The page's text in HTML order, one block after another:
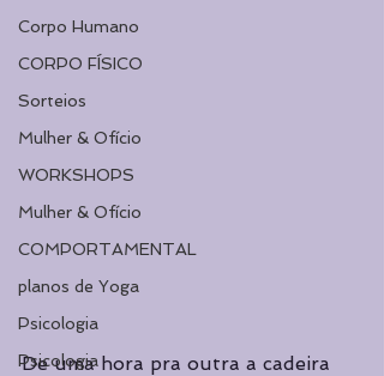
Corpo Humano
CORPO FÍSICO
Sorteios
Mulher & Ofício
WORKSHOPS
Mulher & Ofício
COMPORTAMENTAL
planos de Yoga
Psicologia
Psicologia
De uma hora pra outra a cadeira